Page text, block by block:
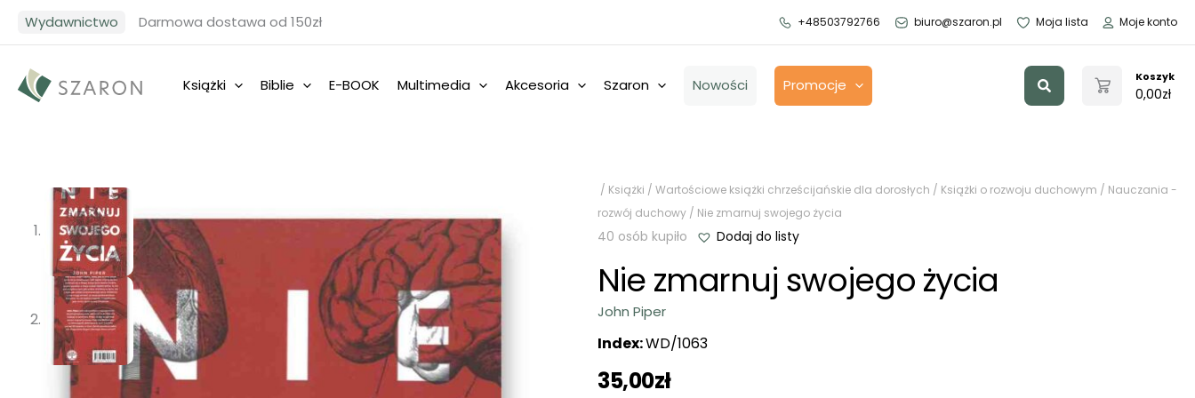
Wydawnictwo Darmowa dostawa od 150zł +48503792766 biuro@szaron.pl Moja lista Moje konto
Książki Biblie E-BOOK Multimedia Akcesoria Szaron Nowości Promocje Szukaj Koszyk
0,00zł
/ Książki / Wartościowe książki chrześcijańskie dla dorosłych / Książki o rozwoju duchowym / Nauczania -
rozwój duchowy / Nie zmarnuj swojego życia
40 osób kupiło Dodaj do listy
Nie zmarnuj swojego życia
John Piper
Index:WD/1063
35,00zł